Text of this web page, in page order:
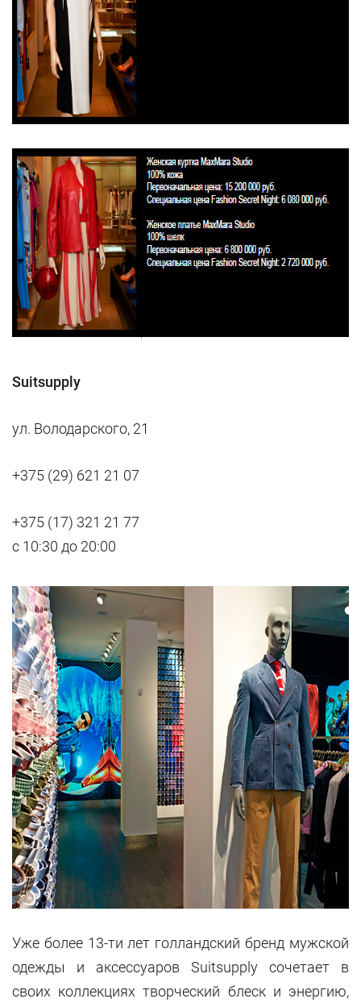
Suitsupply
ул. Володарского, 21
+375 (29) 621 21 07
+375 (17) 321 21 77
с 10:30 до 20:00
Уже более 13-ти лет голландский бренд мужской
одежды и аксессуаров Suitsupply сочетает в
своих коллекциях творческий блеск и энергию,